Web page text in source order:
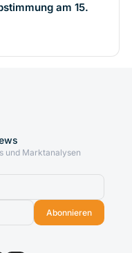
am 15.
und Marktanalysen
Abonnieren